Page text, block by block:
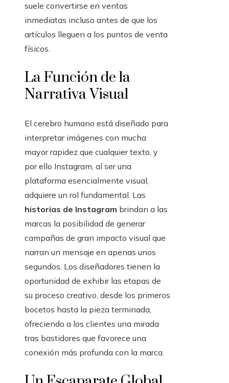
suele convertirse en ventas
inmediatas incluso antes de que los
artículos lleguen a los puntos de venta
físicos.
La Función de la
Narrativa Visual
El cerebro humano está diseñado para
interpretar imágenes con mucha
mayor rapidez que cualquier texto, y
por ello Instagram, al ser una
plataforma esencialmente visual,
adquiere un rol fundamental. Las
historias de Instagram brindan a las
marcas la posibilidad de generar
campañas de gran impacto visual que
narran un mensaje en apenas unos
segundos. Los diseñadores tienen la
oportunidad de exhibir las etapas de
su proceso creativo, desde los primeros
bocetos hasta la pieza terminada,
ofreciendo a los clientes una mirada
tras bastidores que favorece una
conexión más profunda con la marca.